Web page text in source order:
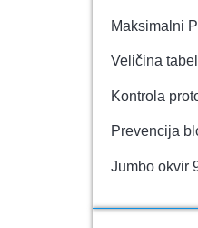
Maksimalni
Veličina
Kontrola
Prevencija
Jumbo okvir